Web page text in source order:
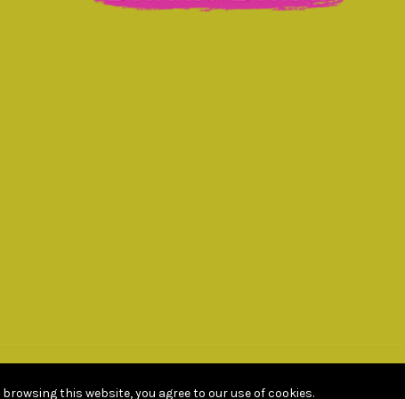
Developed by Goldbird.lv
this website, you agree to our use of cookies.